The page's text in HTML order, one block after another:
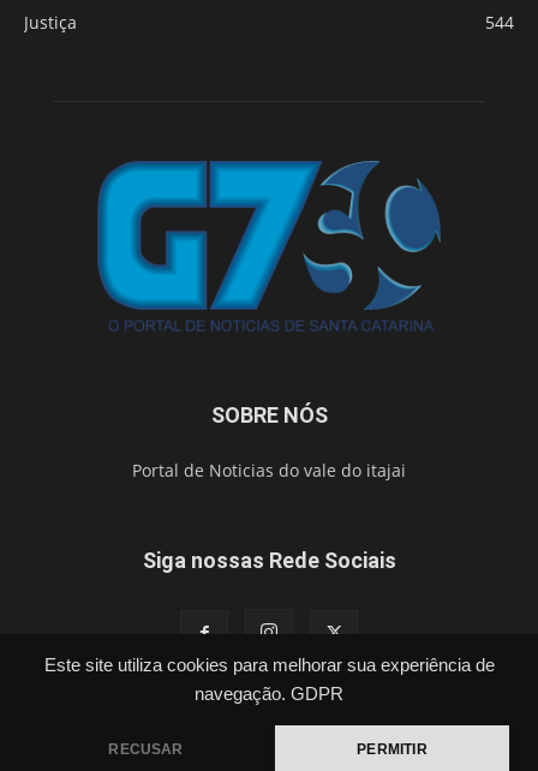
Este site utiliza cookies para melhorar sua experiência de
navegação. GDPR
RECUSAR PERMITIR
Justiça
544
SOBRE NÓS
Portal de Noticias do vale do itajai
Siga nossas Rede Sociais
Esporte Brasil
Vídeos
Publicações Legais
Contato